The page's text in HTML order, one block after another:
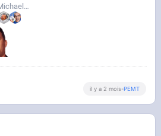
MichaelMann
il y a 2 mois-PEMT